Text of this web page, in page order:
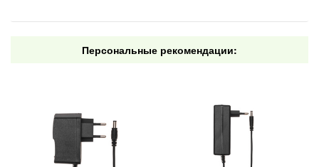
Персональные рекомендации: